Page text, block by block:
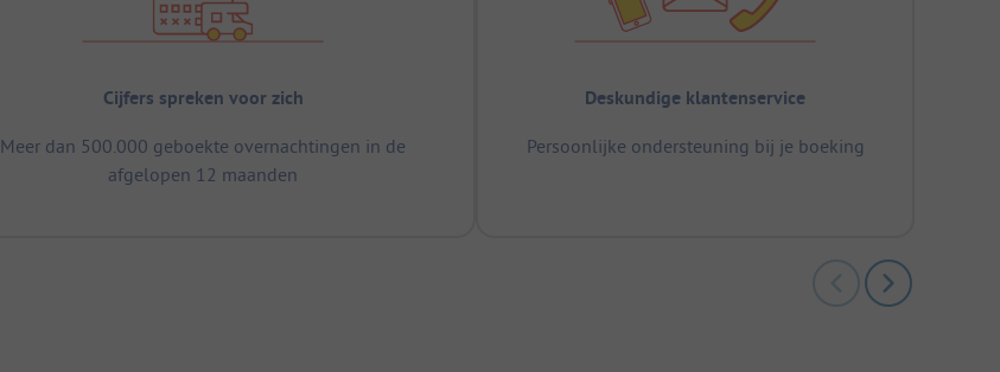
Cijfers spreken voor zich
Meer dan 500.000 geboekte overnachtingen in de
afgelopen 12 maanden
Deskundige klantenservice
Persoonlijke ondersteuning bij je boeking